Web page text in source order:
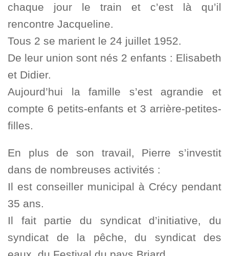
chaque jour le train et c’est là qu’il
rencontre Jacqueline.
Tous 2 se marient le 24 juillet 1952.
De leur union sont nés 2 enfants : Elisabeth
et Didier.
Aujourd’hui la famille s’est agrandie et
compte 6 petits-enfants et 3 arrière-petites-
filles.
En plus de son travail, Pierre s’investit
dans de nombreuses activités :
Il est conseiller municipal à Crécy pendant
35 ans.
Il fait partie du syndicat d’initiative, du
syndicat de la pêche, du syndicat des